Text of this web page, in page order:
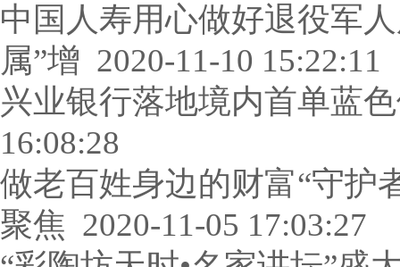
中国人寿用心做好退役军
属”增 2020-11-10 15:22:11
兴业银行落地境内首单蓝
16:08:28
做老百姓身边的财富“守护
聚焦 2020-11-05 17:03:27